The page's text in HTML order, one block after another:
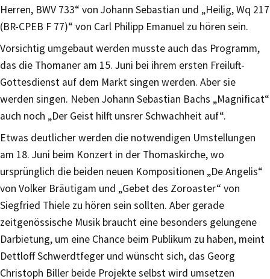
Herren, BWV 733“ von Johann Sebastian und „Heilig, Wq 217
(BR-CPEB F 77)“ von Carl Philipp Emanuel zu hören sein.
Vorsichtig umgebaut werden musste auch das Programm,
das die Thomaner am 15. Juni bei ihrem ersten Freiluft-
Gottesdienst auf dem Markt singen werden. Aber sie
werden singen. Neben Johann Sebastian Bachs „Magnificat“
auch noch „Der Geist hilft unsrer Schwachheit auf“.
Etwas deutlicher werden die notwendigen Umstellungen
am 18. Juni beim Konzert in der Thomaskirche, wo
ursprünglich die beiden neuen Kompositionen „De Angelis“
von Volker Bräutigam und „Gebet des Zoroaster“ von
Siegfried Thiele zu hören sein sollten. Aber gerade
zeitgenössische Musik braucht eine besonders gelungene
Darbietung, um eine Chance beim Publikum zu haben, meint
Dettloff Schwerdtfeger und wünscht sich, das Georg
Christoph Biller beide Projekte selbst wird umsetzen